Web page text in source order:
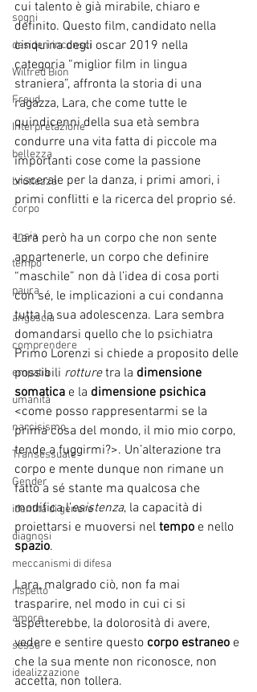
sogni
desideri inconsci
Wilfred Bion
Freud
Interpretazione
bellezza
bruttezza
corpo
ansia
tempo
paura
angoscia
comprendere
empatia
umanità
narcisismo
Transessuale
Gender
identità di genere
diagnosi
meccanismi di difesa
rispetto
amore
sesso
idealizzazione
cui talento è già mirabile, chiaro e
definito. Questo film, candidato nella
cinquina degli oscar 2019 nella
categoria “miglior film in lingua
straniera”, affronta la storia di una
ragazza, Lara, che come tutte le
quindicenni della sua età sembra
condurre una vita fatta di piccole ma
importanti cose come la passione
viscerale per la danza, i primi amori, i
primi conflitti e la ricerca del proprio sé.
Lara però ha un corpo che non sente
appartenerle, un corpo che definire
“maschile” non dà l’idea di cosa porti
con sé, le implicazioni a cui condanna
tutta la sua adolescenza. Lara sembra
domandarsi quello che lo psichiatra
Primo Lorenzi si chiede a proposito delle
possibili rotture tra la dimensione
somatica e la dimensione psichica
<come posso rappresentarmi se la
prima cosa del mondo, il mio mio corpo,
tende a fuggirmi?>. Un’alterazione tra
corpo e mente dunque non rimane un
fatto a sé stante ma qualcosa che
modifica l’esistenza, la capacità di
proiettarsi e muoversi nel tempo e nello
spazio.
Lara, malgrado ciò, non fa mai
trasparire, nel modo in cui ci si
aspetterebbe, la dolorosità di avere,
vedere e sentire questo corpo estraneo e
che la sua mente non riconosce, non
accetta, non tollera.